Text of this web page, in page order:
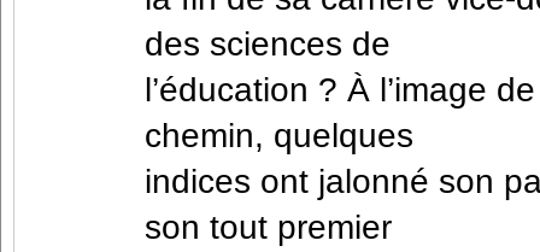
des sciences de
l’éducation ? À l’image
chemin, quelques
indices ont jalonné son
son tout premier